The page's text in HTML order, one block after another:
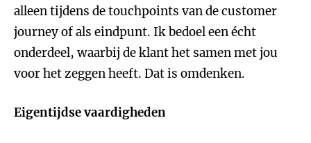
alleen tijdens de touchpoints van de customer
journey of als eindpunt. Ik bedoel een écht
onderdeel, waarbij de klant het samen met jou
voor het zeggen heeft. Dat is omdenken.
Eigentijdse vaardigheden